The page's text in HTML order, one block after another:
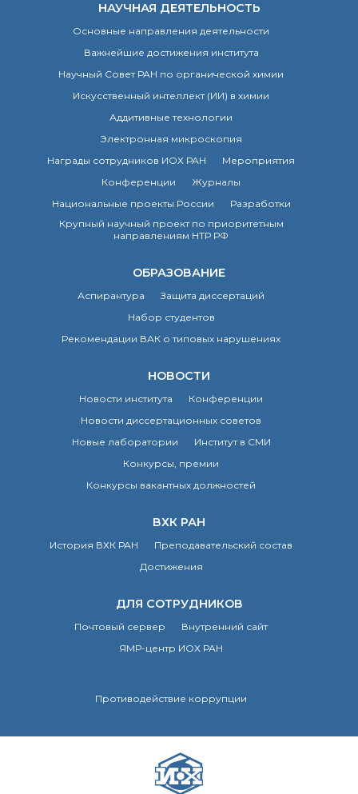
НАУЧНАЯ ДЕЯТЕЛЬНОСТЬ
Основные направления деятельности
Важнейшие достижения института
Научный Совет РАН по органической химии
Искусственный интеллект (ИИ) в химии
Аддитивные технологии
Электронная микроскопия
Награды сотрудников ИОХ РАН
Мероприятия
Конференции
Журналы
Национальные проекты России
Разработки
Крупный научный проект по приоритетным
направлениям НТР РФ
ОБРАЗОВАНИЕ
Аспирантура
Защита диссертаций
Набор студентов
Рекомендации ВАК о типовых нарушениях
НОВОСТИ
Новости института
Конференции
Новости диссертационных советов
Новые лаборатории
Институт в СМИ
Конкурсы, премии
Конкурсы вакантных должностей
ВХК РАН
История ВХК РАН
Преподавательский состав
Достижения
ДЛЯ СОТРУДНИКОВ
Почтовый сервер
Внутренний сайт
ЯМР-центр ИОХ РАН
Противодействие коррупции